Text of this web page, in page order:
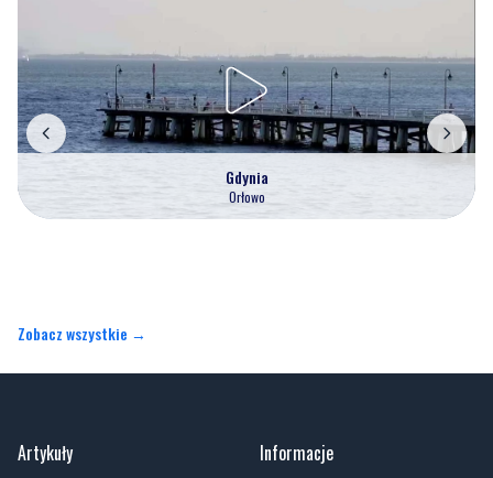
Gdynia
Orłowo
Zobacz wszystkie →
Artykuły Informacje